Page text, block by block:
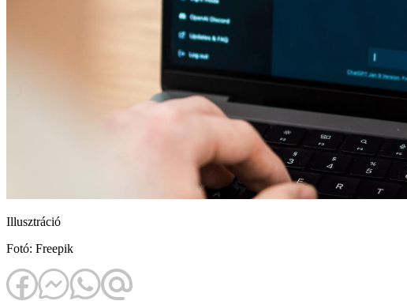
Illusztráció
Fotó: Freepik